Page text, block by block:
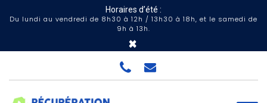
Horaires d’été :
Du lundi au vendredi de 8h30 à 12h / 13h30 à 18h, et le samedi de
9h à 13h.
×
Panneau de gestion des cookies